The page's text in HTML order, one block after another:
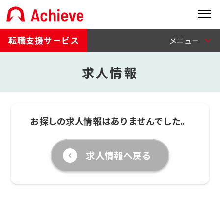
転職支援サービス
求人情報
お探しの求人情報はありませんでした。
求人情報へ戻る